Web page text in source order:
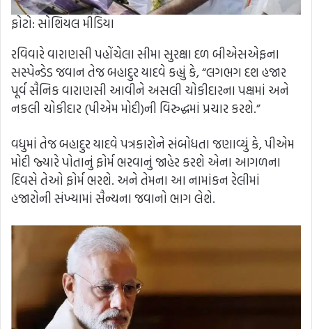
ફોટો: સોશિયલ મીડિયા
રવિવારે વારાણસી પહોંચેલા સીમા સુરક્ષા દળ બીએસએફના
સસ્પેન્ડેડ જવાન તેજ બહાદુર યાદવે કહ્યું કે, “લગભગ દશ હજાર
પૂર્વ સૈનિક વારાણસી આવીને અસલી ચોકીદારના પક્ષમાં અને
નકલી ચોકીદાર (પીએમ મોદી)ની વિરુદ્ધમાં પ્રચાર કરશે.”
વધુમાં તેજ બહાદુર યાદવે પત્રકારોને સંબોધતા જણાવ્યું કે, પીએમ
મોદી જ્યારે પોતાનું ફોર્મ ભરવાનું જાહેર કરશે એના આગળના
દિવસે તેઓ ફોર્મ ભરશે. અને તેમના આ નામાંકન રેલીમાં
હજારોની સંખ્યામાં સૈન્યના જવાનો ભાગ લેશે.